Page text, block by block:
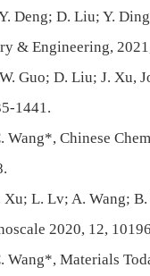
Deng; D. Liu; Y.
& Engineering,
Guo; D. Liu; J. Xu,
1441.
Wang*,Chinese
Xu; L. Lv; A. Wang; B.
2020, 12,
Wang*,Materials